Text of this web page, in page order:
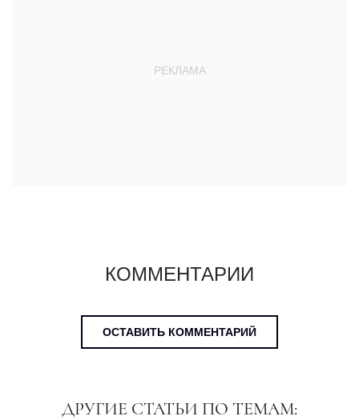
КОММЕНТАРИИ
ОСТАВИТЬ КОММЕНТАРИЙ
ДРУГИЕ СТАТЬИ ПО ТЕМАМ: